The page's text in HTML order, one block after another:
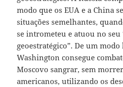
modo que os EUA e a China
situações semelhantes,
se intrometeu e atuou no
geoestratégico”. De um
Washington consegue
Moscovo sangrar, sem
americanos, utilizando os